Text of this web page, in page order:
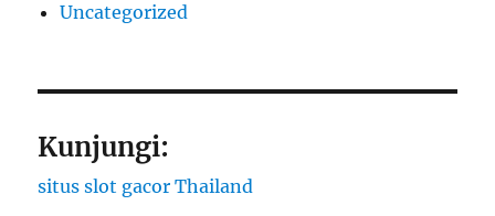
Uncategorized
Kunjungi:
situs slot gacor Thailand